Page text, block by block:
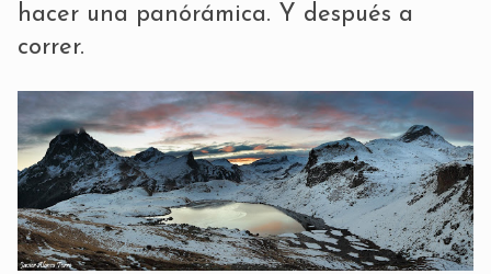
hacer una panórámica. Y después a
correr.